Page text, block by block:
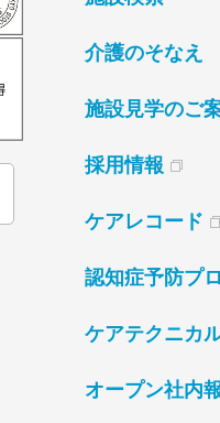
介護のそなえ
施設見学のご
採用情報
ケアレコード
認知症予防プ
ケアテクニカ
オープン社内